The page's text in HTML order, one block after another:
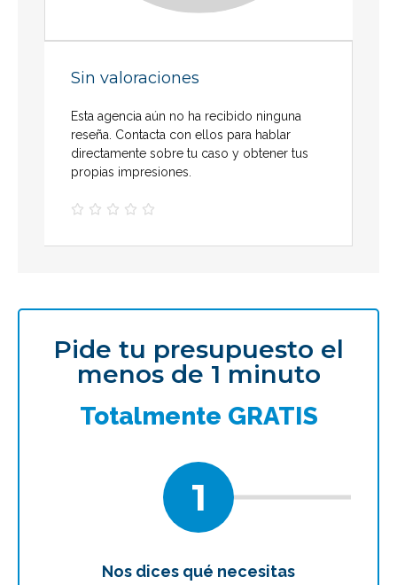
Sin valoraciones
Esta agencia aún no ha recibido ninguna
reseña. Contacta con ellos para hablar
directamente sobre tu caso y obtener tus
propias impresiones.
    
Pide tu presupuesto el
menos de 1 minuto
Totalmente GRATIS
1
Nos dices qué necesitas